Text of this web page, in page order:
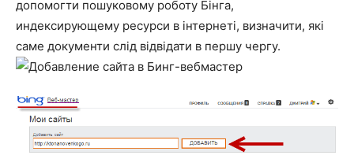
допомогти пошуковому роботу Бінга,
индексирующему ресурси в інтернеті, визначити, які
саме документи слід відвідати в першу чергу.